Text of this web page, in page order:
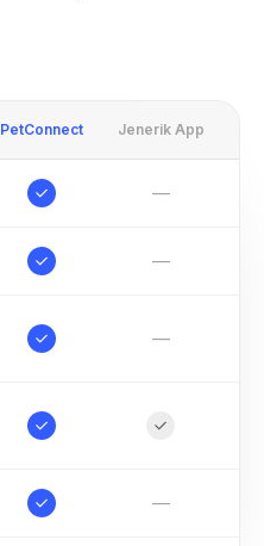
PetConnect Jenerik App
—
—
—
—